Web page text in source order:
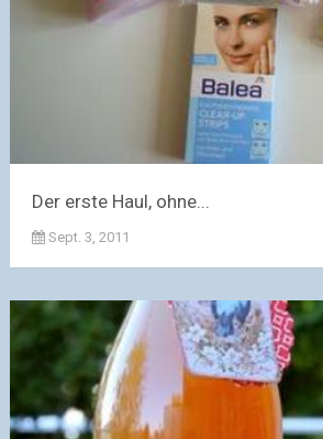
Der erste Haul, ohne...
Sept. 3, 2011